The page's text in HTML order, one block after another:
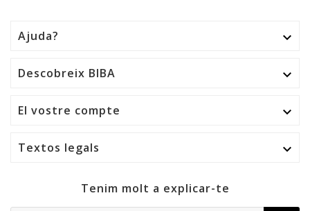
Ajuda? 
Descobreix BIBA 
El vostre compte 
Textos legals 
Tenim molt a explicar-te